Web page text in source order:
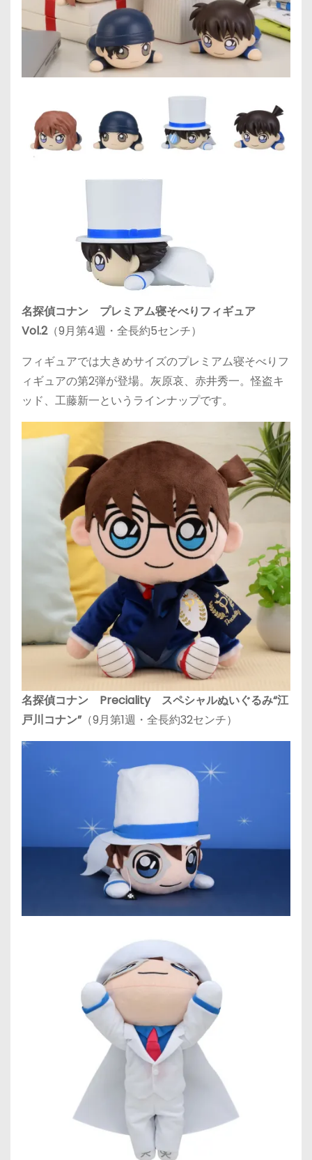
名探偵コナン プレミアム寝そべりフィギュア
Vol.2（9月第4週・全長約5センチ）
フィギュアでは大きめサイズのプレミアム寝そべりフ
ィギュアの第2弾が登場。灰原哀、赤井秀一。怪盗キ
ッド、工藤新一というラインナップです。
名探偵コナン Preciality スペシャルぬいぐるみ“江
戸川コナン”（9月第1週・全長約32センチ）